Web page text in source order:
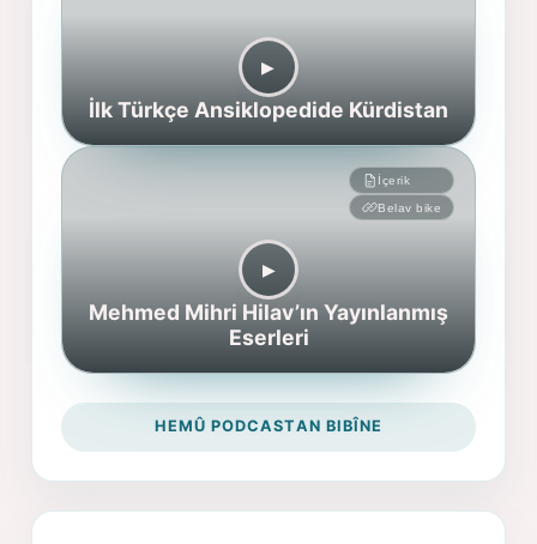
▶︎
İlk Türkçe Ansiklopedide Kürdistan
İçerik
Belav bike
▶︎
Mehmed Mihri Hilav’ın Yayınlanmış
Eserleri
HEMÛ PODCASTAN BIBÎNE